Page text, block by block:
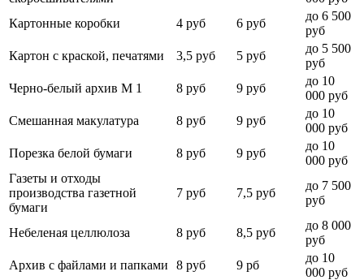
Картонные коробки
4 руб 6 руб
до 6 500
руб
Картон с краской, печатями
3,5 руб 5 руб
до 5 500
руб
Черно-белый архив М 1
8 руб 9 руб
до 10
000 руб
Смешанная макулатура
8 руб 9 руб
до 10
000 руб
Порезка белой бумаги
8 руб 9 руб
до 10
000 руб
Газеты и отходы
производства газетной
бумаги
7 руб 7,5 руб
до 7 500
руб
Небеленая целлюлоза 8 руб 8,5 руб
до 8 000
руб
Архив с файлами и папками
8 руб 9 рб
до 10
000 руб